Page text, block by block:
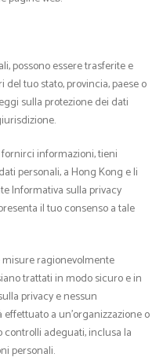
possono essere trasferite e
tuo stato, provincia, paese o
sulla protezione dei dati
informazioni, tieni
personali, a Hong Kong e li
Informativa sulla privacy
il tuo consenso a tale
ragionevolmente
trattati in modo sicuro e in
privacy e nessun
a un’organizzazione o
controlli adeguati, inclusa la
personali.